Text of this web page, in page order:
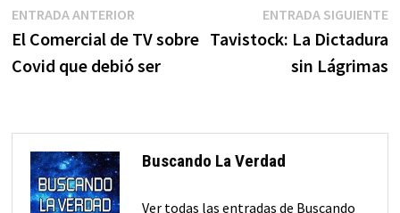
Navegación
de
entradas
ENTRADA ANTERIOREntrada
anterior:
El Comercial de TV sobre
Covid que debió ser
ENTRADA SIGUIENTE
Tavistock: La Dictadura
sin Lágrimas
Buscando La Verdad
Ver todas las entradas de Buscando